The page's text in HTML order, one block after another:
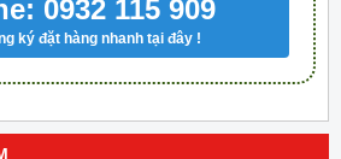
0932 115 909
ký đặt hàng nhanh tại đây !